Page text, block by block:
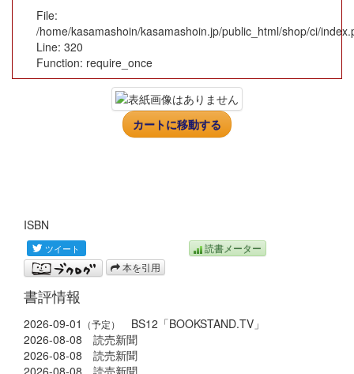
File:
/home/kasamashoin/kasamashoin.jp/public_html/shop/ci/
Line: 320
Function: require_once
カートに移動する
ISBN
読書メーター
本を引用
書評情報
2026-09-01 （予定）
BS12「BOOKSTAND.TV」
2026-08-08 読売新聞
2026-08-08 読売新聞
2026-08-08 読売新聞